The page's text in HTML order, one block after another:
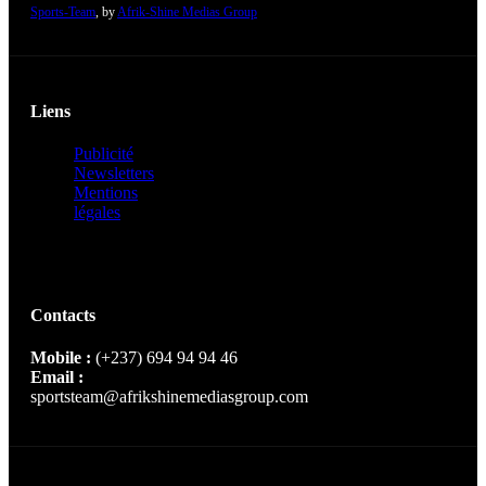
Sports-Team, byAfrik-Shine Medias Group
Liens
Publicité
Newsletters
Mentions
légales
Contacts
Mobile : (+237) 694 94 94 46
Email :
sportsteam@afrikshinemediasgroup.com